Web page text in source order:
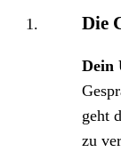
Die
Dein
geht
zu